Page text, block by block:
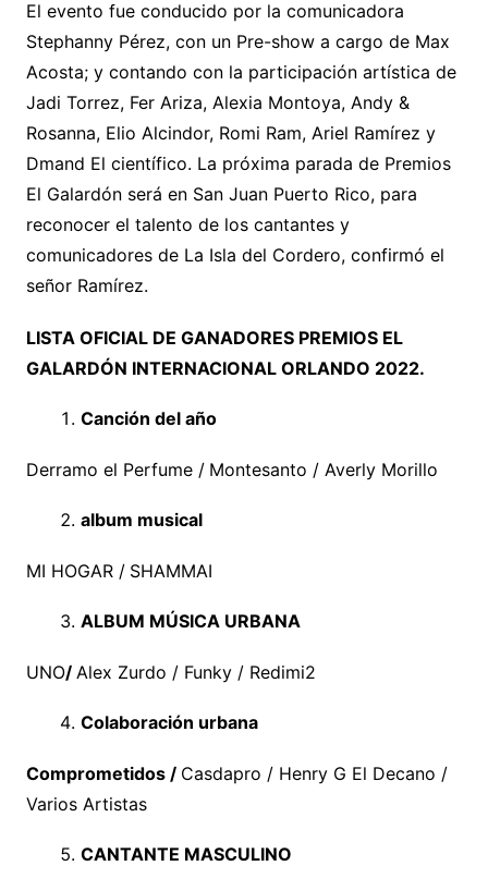
El evento fue conducido por la comunicadora
Stephanny Pérez, con un Pre-show a cargo de Max
Acosta; y contando con la participación artística de
Jadi Torrez, Fer Ariza, Alexia Montoya, Andy &
Rosanna, Elio Alcindor, Romi Ram, Ariel Ramírez y
Dmand El científico. La próxima parada de Premios
El Galardón será en San Juan Puerto Rico, para
reconocer el talento de los cantantes y
comunicadores de La Isla del Cordero, confirmó el
señor Ramírez.
LISTA OFICIAL DE GANADORES PREMIOS EL
GALARDÓN INTERNACIONAL ORLANDO 2022.
Canción del año
Derramo el Perfume / Montesanto / Averly Morillo
album musical
MI HOGAR / SHAMMAI
ALBUM MÚSICA URBANA
UNO/ Alex Zurdo / Funky / Redimi2
Colaboración urbana
Comprometidos / Casdapro / Henry G El Decano /
Varios Artistas
CANTANTE MASCULINO